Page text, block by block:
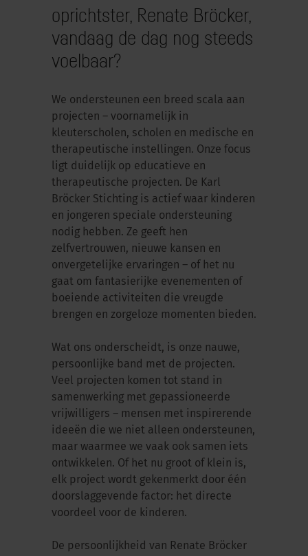
oprichtster, Renate Bröcker,
vandaag de dag nog steeds
voelbaar?
We ondersteunen een breed scala aan
projecten – voornamelijk in
kleuterscholen, scholen en medische en
therapeutische instellingen. Onze focus
ligt duidelijk op educatieve en
therapeutische projecten. De Karl
Bröcker Stichting is actief waar kinderen
en jongeren speciale ondersteuning
nodig hebben. Ze geeft hen
zelfvertrouwen, nieuwe kansen en
onvergetelijke ervaringen – of het nu
gaat om fantasierijke evenementen of
boeiende activiteiten die vreugde
brengen en zorgeloze momenten bieden.
Wat ons onderscheidt, is onze nauwe,
persoonlijke band met de projecten.
Veel projecten komen tot stand in
samenwerking met gepassioneerde
vrijwilligers – mensen met inspirerende
ideeën die we niet alleen ondersteunen,
maar waarmee we vaak ook samen iets
ontwikkelen. Of het nu groot of klein is,
elk project wordt gekenmerkt door één
doorslaggevende factor: het directe
voordeel voor de kinderen.
De persoonlijkheid van Renate Bröcker